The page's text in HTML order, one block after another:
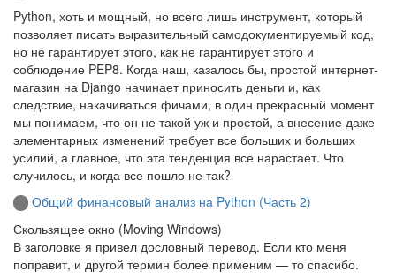
Python, хоть и мощный, но всего лишь инструмент, который
позволяет писать выразительный самодокументируемый код,
но не гарантирует этого, как не гарантирует этого и
соблюдение PEP8. Когда наш, казалось бы, простой интернет-
магазин на Django начинает приносить деньги и, как
следствие, накачиваться фичами, в один прекрасный момент
мы понимаем, что он не такой уж и простой, а внесение даже
элементарных изменений требует все больших и больших
усилий, а главное, что эта тенденция все нарастает. Что
случилось, и когда все пошло не так?
Общий финансовый анализ на Python (Часть 2)
Скользящее окно (Moving Windows)
В заголовке я привел дословный перевод. Если кто меня
поправит, и другой термин более применим — то спасибо.